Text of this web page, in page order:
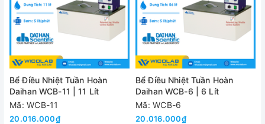
Dải nhiệt độ Nhiệt độ
Độ chính xác nhiệt độ
Độ phân giải
Độ đồng nhất và cảm biến
Công suất gia nhiệt
Bể Điều Nhiệt Tuần Hoàn
Daihan WCB-11 | 11 Lít
Mã: WCB-11
20.016.000₫
Bể Điều Nhiệt Tuần Hoàn
Daihan WCB-6 | 6 Lít
Mã: WCB-6
20.016.000₫